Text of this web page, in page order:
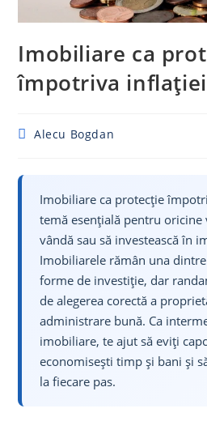
Imobiliare ca
împotriva inflației
PostAlecu Bogdan
Imobiliare ca protecție
temă esențială pentru oricine
vândă sau să investească în
Imobiliarele rămân una
forme de investiție, dar
de alegerea corectă a
administrare bună. Ca
imobiliare, te ajut să eviți
economisești timp și bani și
la fiecare pas.